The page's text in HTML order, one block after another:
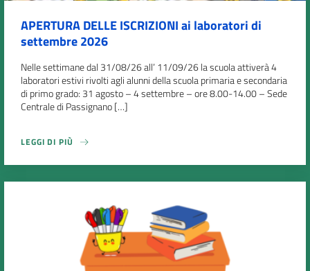
APERTURA DELLE ISCRIZIONI ai laboratori di
settembre 2026
Nelle settimane dal 31/08/26 all’ 11/09/26 la scuola attiverà 4
laboratori estivi rivolti agli alunni della scuola primaria e secondaria
di primo grado: 31 agosto – 4 settembre – ore 8.00-14.00 – Sede
Centrale di Passignano […]
LEGGI DI PIÙ